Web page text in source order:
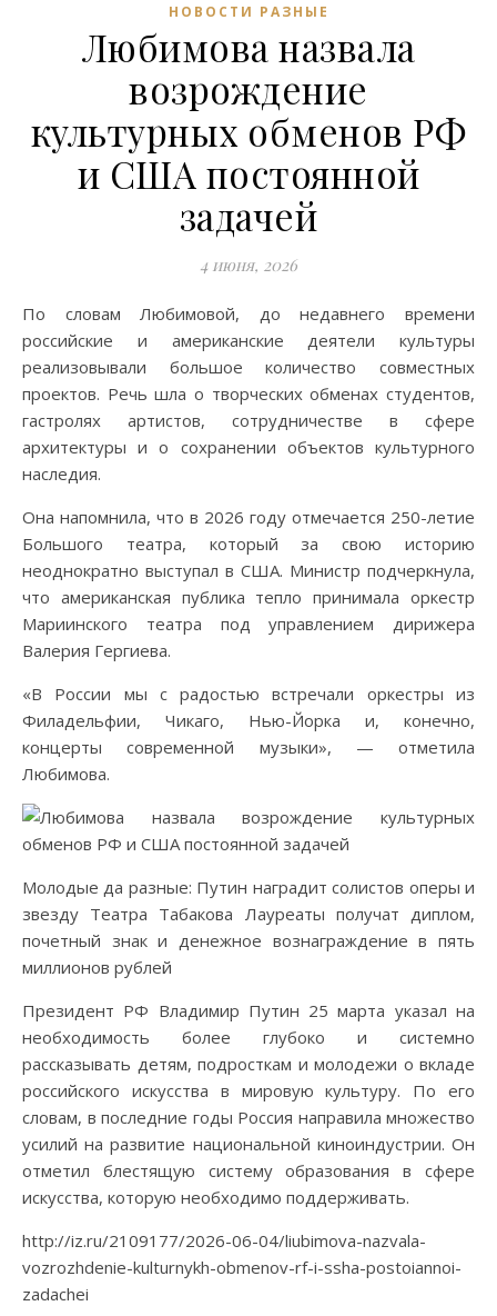
НОВОСТИ РАЗНЫЕ
Любимова назвала
возрождение
культурных обменов РФ
и США постоянной
задачей
4 июня, 2026
По словам Любимовой, до недавнего времени
российские и американские деятели культуры
реализовывали большое количество совместных
проектов. Речь шла о творческих обменах студентов,
гастролях артистов, сотрудничестве в сфере
архитектуры и о сохранении объектов культурного
наследия.
Она напомнила, что в 2026 году отмечается 250-летие
Большого театра, который за свою историю
неоднократно выступал в США. Министр подчеркнула,
что американская публика тепло принимала оркестр
Мариинского театра под управлением дирижера
Валерия Гергиева.
«В России мы с радостью встречали оркестры из
Филадельфии, Чикаго, Нью-Йорка и, конечно,
концерты современной музыки», — отметила
Любимова.
Молодые да разные: Путин наградит солистов оперы и
звезду Театра Табакова Лауреаты получат диплом,
почетный знак и денежное вознаграждение в пять
миллионов рублей
Президент РФ Владимир Путин 25 марта указал на
необходимость более глубоко и системно
рассказывать детям, подросткам и молодежи о вкладе
российского искусства в мировую культуру. По его
словам, в последние годы Россия направила множество
усилий на развитие национальной киноиндустрии. Он
отметил блестящую систему образования в сфере
искусства, которую необходимо поддерживать.
http://iz.ru/2109177/2026-06-04/liubimova-nazvala-
vozrozhdenie-kulturnykh-obmenov-rf-i-ssha-postoiannoi-
zadachei